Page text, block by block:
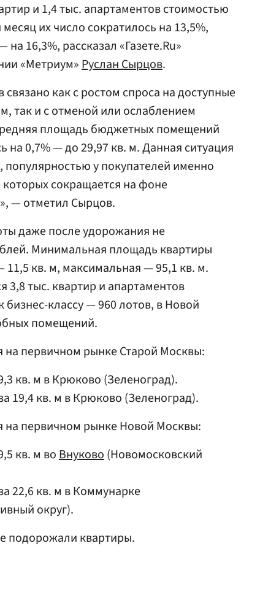
и 1,4 тыс. апартаментов стоимостью
их число сократилось на 13,5%,
16,3%, рассказал «Газете.Ru»
«Метриум»Руслан Сырцов.
как с ростом спроса на доступные
так и с отменой или ослаблением
площадь бюджетных помещений
на 0,7% — до 29,97 кв. м. Данная ситуация
у покупателей именно
сокращается на фоне
— отметил Сырцов.
даже после удорожания не
Минимальная площадь квартиры
кв. м, максимальная — 95,1 кв. м.
3,8 тыс. квартир и апартаментов
классу — 960 лотов, в Новой
помещений.
первичном рынке Старой Москвы:
кв. м в Крюково (Зеленоград).
19,4 кв. м в Крюково (Зеленоград).
первичном рынке Новой Москвы:
кв. м воВнуково(Новомосковский
22,6 кв. м в Коммунарке
округ).
подорожали квартиры.